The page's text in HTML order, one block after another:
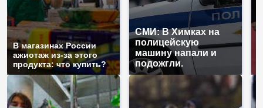
В магазинах России
ажиотаж из-за этого
продукта: что купить?
СМИ: В Химках на
полицейскую
машину напали и
подожгли.